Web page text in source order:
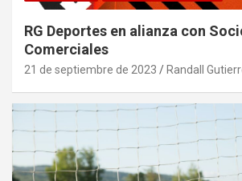
RG Deportes en alianza con
Comerciales
21 de septiembre de 2023 Randall